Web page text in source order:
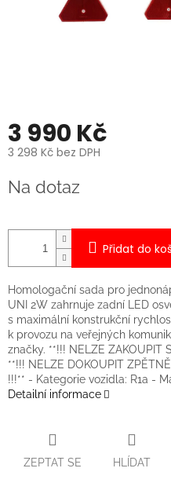
3 990 Kč
3 298 Kč bez DPH
cena:
Na dotaz
Přidat do
Homologační sada pro
UNI 2W zahrnuje zadní LED
s maximální konstrukční
k provozu na veřejných
značky. **!!! NELZE ZAKOUPIT
**!!! NELZE DOKOUPIT
!!!** - Kategorie vozidla: R1a -
Detailní informace
ZEPTAT SE HLÍDAT